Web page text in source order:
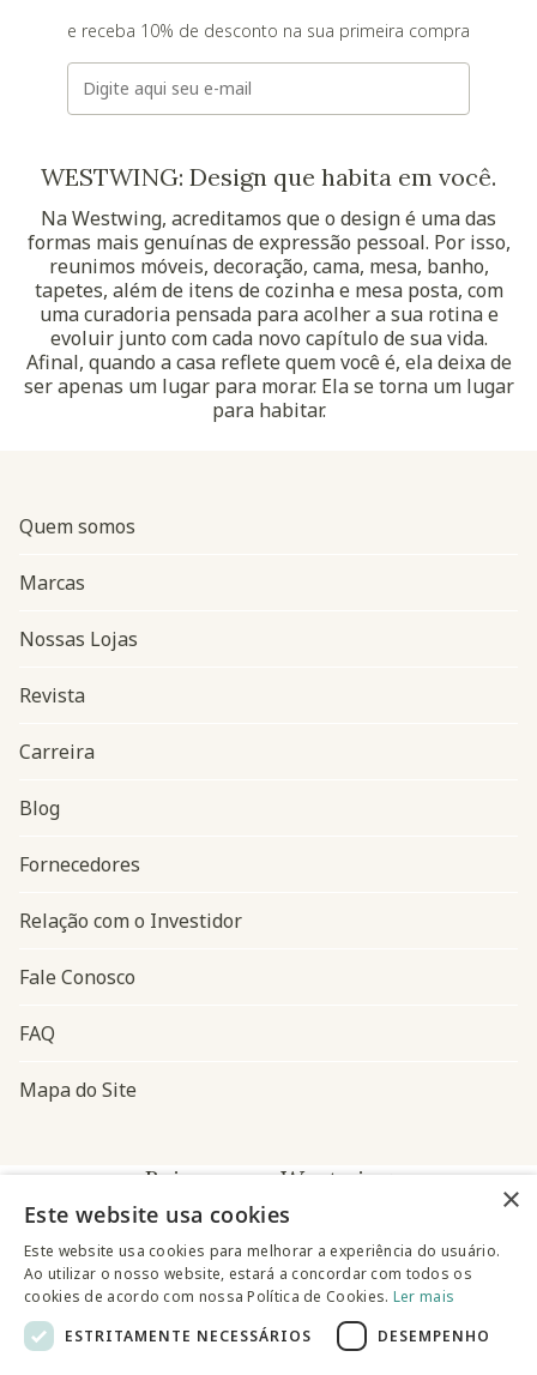
e receba 10% de desconto na sua primeira compra
E-mail
WESTWING: Design que habita em você.
Na Westwing, acreditamos que o design é uma das
formas mais genuínas de expressão pessoal. Por isso,
reunimos móveis, decoração, cama, mesa, banho,
tapetes, além de itens de cozinha e mesa posta, com
uma curadoria pensada para acolher a sua rotina e
evoluir junto com cada novo capítulo de sua vida.
Afinal, quando a casa reflete quem você é, ela deixa de
ser apenas um lugar para morar. Ela se torna um lugar
para habitar.
Navegação do rodapé
Quem somos
Marcas
Nossas Lojas
Revista
Carreira
Blog
Fornecedores
Relação com o Investidor
Fale Conosco
FAQ
Mapa do Site
Baixe o app Westwing
×
Este website usa cookies
Este website usa cookies para melhorar a experiência do usuário.
Ao utilizar o nosso website, estará a concordar com todos os
cookies de acordo com nossa Política de Cookies. Ler mais
ESTRITAMENTE NECESSÁRIOS
DESEMPENHO